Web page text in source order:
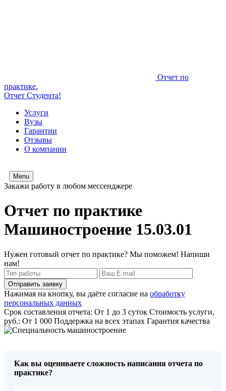
Отчет по
практике.
Отчет Студента!
Услуги
Вузы
Гарантии
Отзывы
О компании
Menu
Закажи работу в любом мессенджере
Отчет по практике
Машиностроение 15.03.01
Нужен готовый отчет по практике? Мы поможем! Напиши
нам!
Отправить заявку
Нажимая на кнопку, вы даёте согласие на обработку
персональных данных
Срок составления отчета: От 1 до 3 суток Стоимость услуги,
руб.: От 1 000 Поддержка на всех этапах Гарантия качества
Как вы оцениваете сложность написания отчета по
практике?